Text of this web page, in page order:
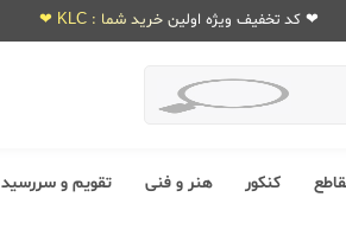
❤ کد تخفیف ویژه اولین خرید شما : KLC ❤
کنکور هنر و فنی تقویم و سررسید